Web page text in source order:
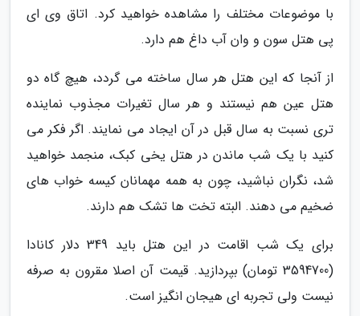
با موضوعات مختلف را مشاهده خواهید کرد. اتاق وی ای
پی هتل سون و وان آب داغ هم دارد.
از آنجا که این هتل هر سال ساخته می گردد، هیچ گاه دو
هتل عین هم نیستند و هر سال تغیرات مجذوب نماینده
تری نسبت به سال قبل در آن ایجاد می نمایند. اگر فکر می
کنید با یک شب ماندن در هتل یخی کبک، منجمد خواهید
شد، نگران نباشید، چون به همه مهمانان کیسه خواب های
ضخیم می دهند. البته تخت ها تشک هم دارند.
برای یک شب اقامت در این هتل باید 349 دلار کانادا
(3594700 تومان) بپردازید. قیمت آن اصلا مقرون به صرفه
نیست ولی تجربه ای هیجان انگیز است.